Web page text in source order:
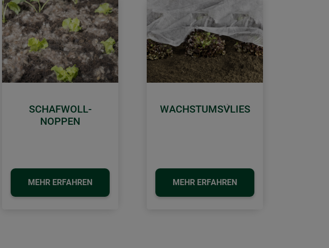
SCHAFWOLL-
NOPPEN
MEHR ERFAHREN
WACHSTUMSVLIES
MEHR ERFAHREN
Weiter